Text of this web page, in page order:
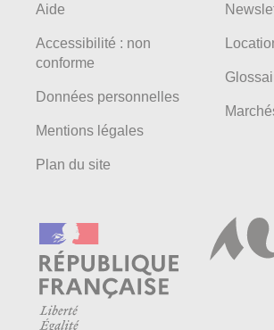
Aide
Accessibilité : non
conforme
Données personnelles
Mentions légales
Plan du site